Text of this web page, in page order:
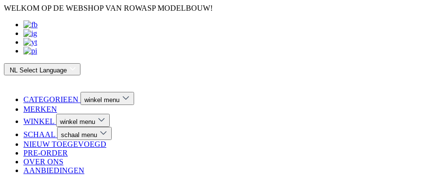
WELKOM OP DE WEBSHOP VAN ROWASP MODELBOUW!
NL Select Language
CATEGORIEEN winkel menu
MERKEN
WINKEL
winkel menu
SCHAAL schaal menu
NIEUW TOEGEVOEGD
PRE-ORDER
OVER ONS
AANBIEDINGEN